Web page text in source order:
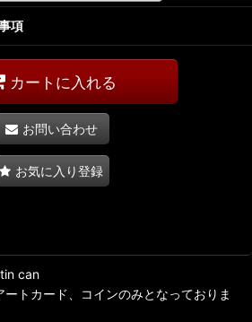
項
カートに入れる
お問い合わせ
お気に入り登録
can
トカード、コインのみとなっておりま